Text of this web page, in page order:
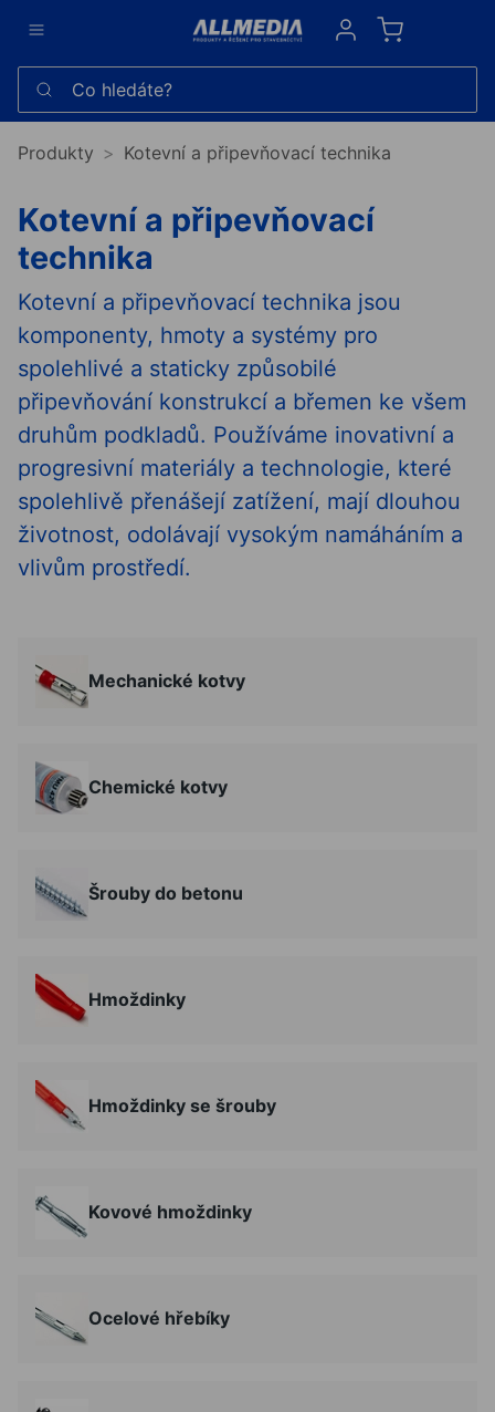
Sign in
Co hledáte?
Produkty Kotevní a připevňovací technika
Kotevní a připevňovací
technika
Kotevní a připevňovací technika jsou
komponenty, hmoty a systémy pro
spolehlivé a staticky způsobilé
připevňování konstrukcí a břemen ke všem
druhům podkladů. Používáme inovativní a
progresivní materiály a technologie, které
spolehlivě přenášejí zatížení, mají dlouhou
životnost, odolávají vysokým namáháním a
vlivům prostředí.
Mechanické kotvy
Chemické kotvy
Šrouby do betonu
Hmoždinky
Hmoždinky se šrouby
Kovové hmoždinky
Ocelové hřebíky